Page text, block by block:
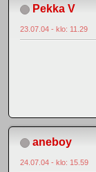
Pekka V
23.07.04 - klo: 11.29
aneboy
24.07.04 - klo: 15.59